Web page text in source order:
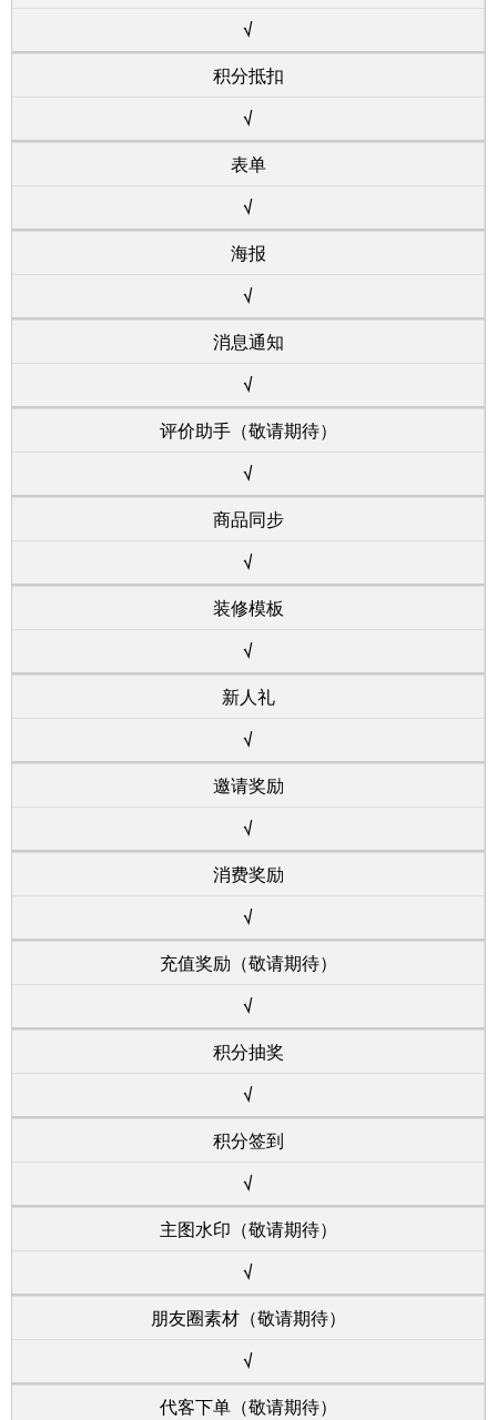
√
积分抵扣
√
表单
√
海报
√
消息通知
√
评价助手（敬请期待）
√
商品同步
√
装修模板
√
新人礼
√
邀请奖励
√
消费奖励
√
充值奖励（敬请期待）
√
积分抽奖
√
积分签到
√
主图水印（敬请期待）
√
朋友圈素材（敬请期待）
√
代客下单（敬请期待）